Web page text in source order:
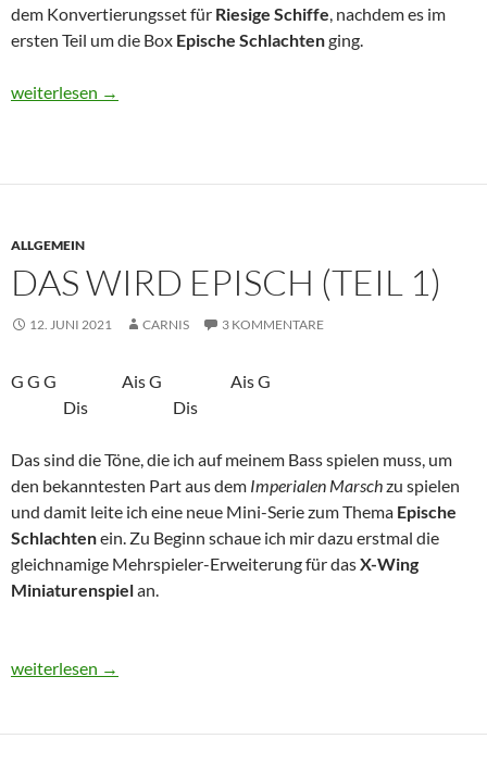
dem Konvertierungsset für Riesige Schiffe, nachdem es im
ersten Teil um die Box Epische Schlachtenging.
Das wird EPISCH (Teil 2)
weiterlesen →
ALLGEMEIN
DAS WIRD EPISCH (TEIL 1)
12. JUNI 2021 CARNIS 3 KOMMENTARE
G G G Ais G Ais G
Dis Dis
Das sind die Töne, die ich auf meinem Bass spielen muss, um
den bekanntesten Part aus dem Imperialen Marschzu spielen
und damit leite ich eine neue Mini-Serie zum Thema Epische
Schlachtenein. Zu Beginn schaue ich mir dazu erstmal die
gleichnamige Mehrspieler-Erweiterung für dasX-Wing
Miniaturenspielan.
Das wird EPISCH (Teil 1)
weiterlesen →